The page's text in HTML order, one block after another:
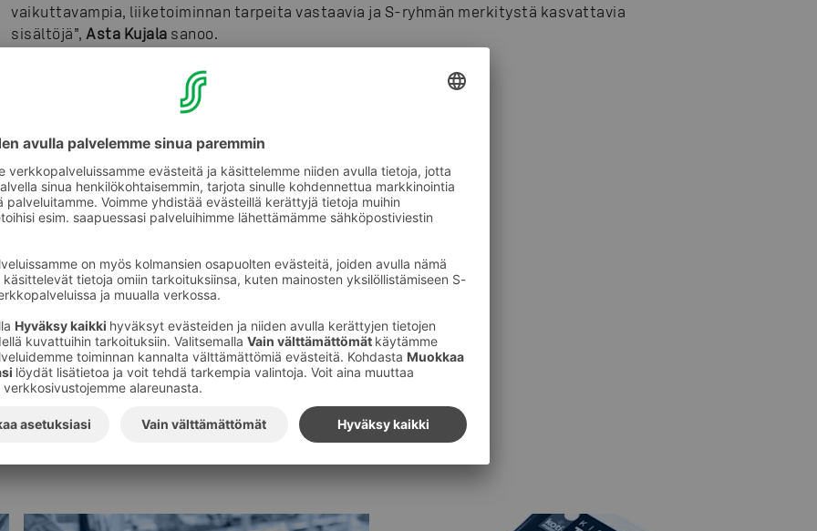
vaikuttavampia, liiketoiminnan tarpeita vastaavia ja S-ryhmän merkitystä kasvattavia
sisältöjä”, Asta Kujala sanoo.
Tilaa S-ryhmän tiedotteet